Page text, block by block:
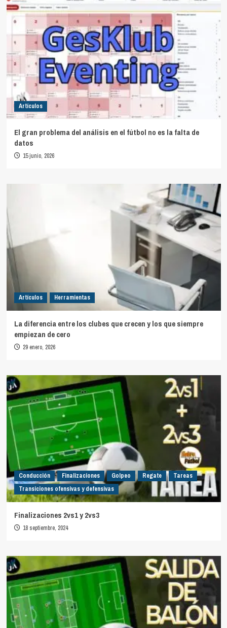
Artículos
El gran problema del análisis en el fútbol no es la falta de
datos
15 junio, 2026
Artículos Herramientas
La diferencia entre los clubes que crecen y los que siempre
empiezan de cero
29 enero, 2026
Conducción Finalizaciones Golpeo Regate
Tareas
Transiciones ofensivas y defensivas
Finalizaciones 2vs1 y 2vs3
18 septiembre, 2024